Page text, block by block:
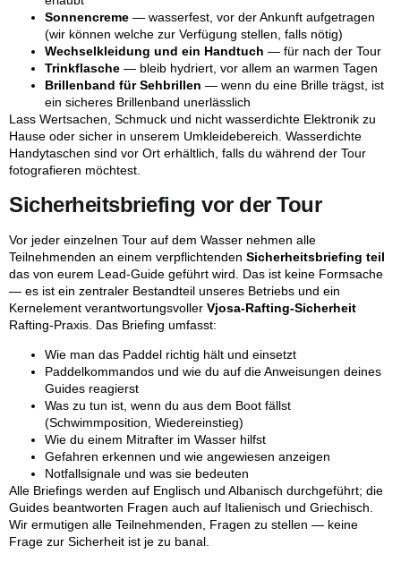
Sonnencreme — wasserfest, vor der Ankunft aufgetragen
(wir können welche zur Verfügung stellen, falls nötig)
Wechselkleidung und ein Handtuch — für nach der Tour
Trinkflasche — bleib hydriert, vor allem an warmen Tagen
Brillenband für Sehbrillen — wenn du eine Brille trägst, ist
ein sicheres Brillenband unerlässlich
Lass Wertsachen, Schmuck und nicht wasserdichte Elektronik zu
Hause oder sicher in unserem Umkleidebereich. Wasserdichte
Handytaschen sind vor Ort erhältlich, falls du während der Tour
fotografieren möchtest.
Sicherheitsbriefing vor der Tour
Vor jeder einzelnen Tour auf dem Wasser nehmen alle
Teilnehmenden an einem verpflichtenden Sicherheitsbriefing teil
das von eurem Lead-Guide geführt wird. Das ist keine Formsache
— es ist ein zentraler Bestandteil unseres Betriebs und ein
Kernelement verantwortungsvoller Vjosa-Rafting-Sicherheit
Rafting-Praxis. Das Briefing umfasst:
Wie man das Paddel richtig hält und einsetzt
Paddelkommandos und wie du auf die Anweisungen deines
Guides reagierst
Was zu tun ist, wenn du aus dem Boot fällst
(Schwimmposition, Wiedereinstieg)
Wie du einem Mitrafter im Wasser hilfst
Gefahren erkennen und wie angewiesen anzeigen
Notfallsignale und was sie bedeuten
Alle Briefings werden auf Englisch und Albanisch durchgeführt; die
Guides beantworten Fragen auch auf Italienisch und Griechisch.
Wir ermutigen alle Teilnehmenden, Fragen zu stellen — keine
Frage zur Sicherheit ist je zu banal.